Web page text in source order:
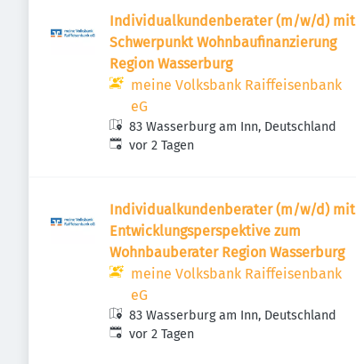
Individualkundenberater (m/w/d) mit
Schwerpunkt Wohnbaufinanzierung
Region Wasserburg
meine Volksbank Raiffeisenbank
eG
83 Wasserburg am Inn, Deutschland
Veröffentlicht:
vor 2 Tagen
Individualkundenberater (m/w/d) mit
Entwicklungsperspektive zum
Wohnbauberater Region Wasserburg
meine Volksbank Raiffeisenbank
eG
83 Wasserburg am Inn, Deutschland
Veröffentlicht:
vor 2 Tagen